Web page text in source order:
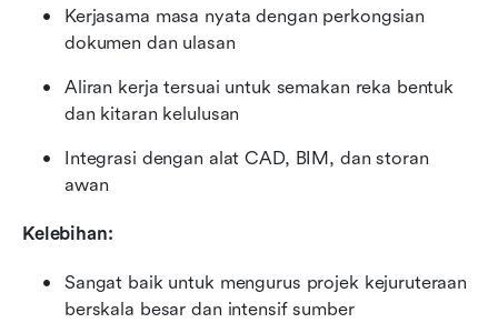
Kerjasama masa nyata dengan perkongsian
dokumen dan ulasan
Aliran kerja tersuai untuk semakan reka bentuk
dan kitaran kelulusan
Integrasi dengan alat CAD, BIM, dan storan
awan
Kelebihan:
Sangat baik untuk mengurus projek kejuruteraan
berskala besar dan intensif sumber